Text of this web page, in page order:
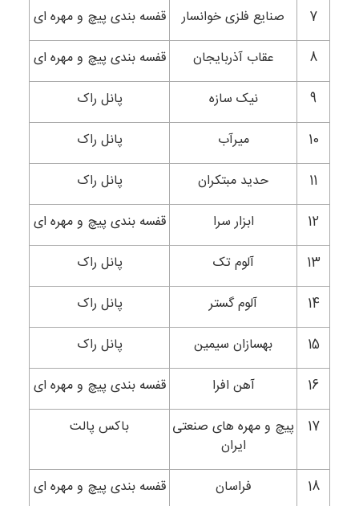
قفسه بندی پیچ و مهره ای صنایع فلزی خوانسار
7
قفسه بندی پیچ و مهره ای
عقاب آذربایجان
8
پانل راک
نیک سازه
9
پانل راک
میرآب
10
پانل راک
حدید مبتکران
11
قفسه بندی پیچ و مهره ای
ابزار سرا
12
پانل راک
آلوم تک
13
پانل راک
آلوم گستر
14
پانل راک
بهسازان سیمین
15
قفسه بندی پیچ و مهره ای
آهن افرا
16
باکس پالت
پیچ و مهره های صنعتی
ایران
17
قفسه بندی پیچ و مهره ای فراسان 18